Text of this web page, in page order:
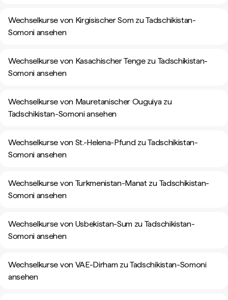
Wechselkurse von Kirgisischer Som zu Tadschikistan-
Somoni ansehen
Wechselkurse von Kasachischer Tenge zu Tadschikistan-
Somoni ansehen
Wechselkurse von Mauretanischer Ouguiya zu
Tadschikistan-Somoni ansehen
Wechselkurse von St.-Helena-Pfund zu Tadschikistan-
Somoni ansehen
Wechselkurse von Turkmenistan-Manat zu Tadschikistan-
Somoni ansehen
Wechselkurse von Usbekistan-Sum zu Tadschikistan-
Somoni ansehen
Wechselkurse von VAE-Dirham zu Tadschikistan-Somoni
ansehen